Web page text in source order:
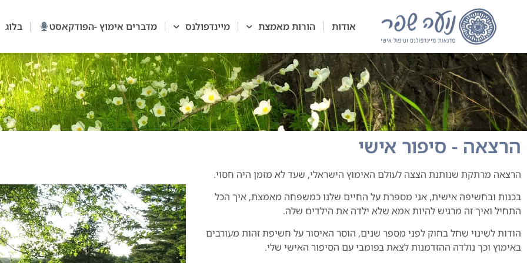
אודות הורות מאמצת מיינדפולנס מדברים אימוץ -הפודקאסט בלוג
הרצאה - סיפור אישי
הרצאה מרתקת שנותנת הצצה לעולם האימוץ הישראלי, שעד לא מזמן היה חסוי.
בכנות ובחשיפה אישית, אני מספרת על החיים שלנו כמשפחה מאמצת, איך הכל
התחיל ואיך זה מרגיש להיות אמא שלא ילדה את הילדים שלה.
הודות לשינוי שחל בחוק לפני מספר שנים, הוסר האיסור על חשיפת זהות מעורבים
באימוץ וכך נולדה ההזדמנות לצאת בפומבי עם הסיפור האישי שלי.